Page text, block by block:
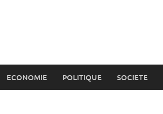
ECONOMIE POLITIQUE SOCIETE